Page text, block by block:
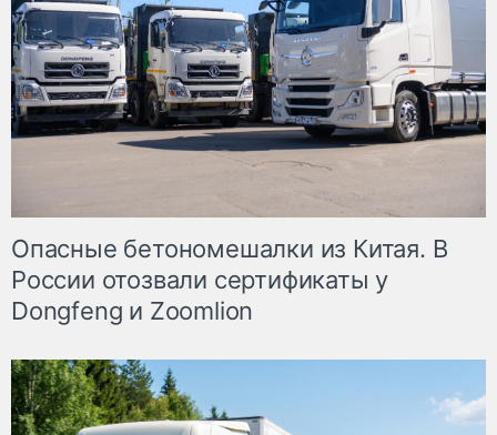
Опасные бетономешалки из Китая. В
России отозвали сертификаты у
Dongfeng и Zoomlion